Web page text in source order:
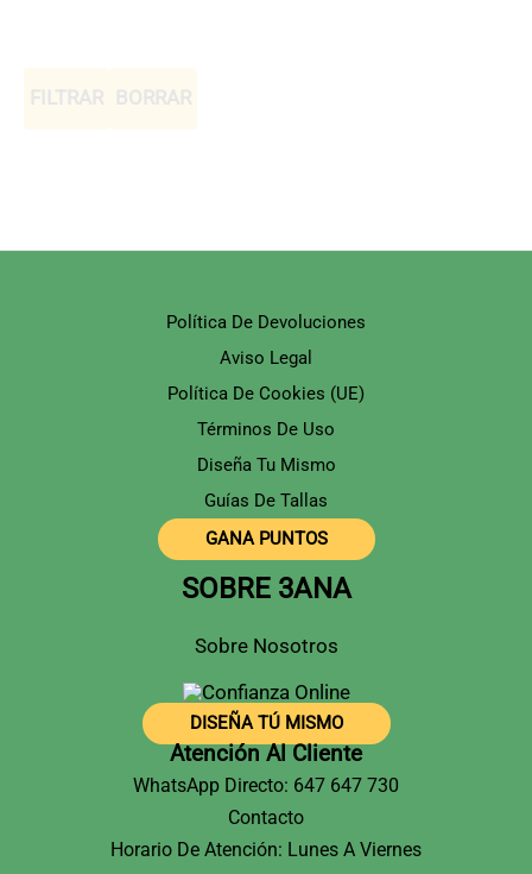
FILTRAR BORRAR
Política De Devoluciones
Aviso Legal
Política De Cookies (UE)
Términos De Uso
Diseña Tu Mismo
Guías De Tallas
GANA PUNTOS
SOBRE 3ANA
Sobre Nosotros
DISEÑA TÚ MISMO
Atención Al Cliente
WhatsApp Directo: 647 647 730
Contacto
Horario De Atención: Lunes A Viernes